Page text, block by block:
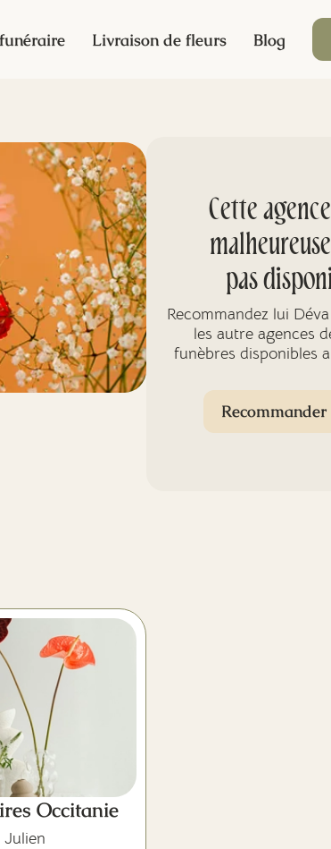
Livraison de fleurs Blog
Occitanie
Cette
pas
Recommandez lui
les autre agences
funèbres disponibles
Recommander